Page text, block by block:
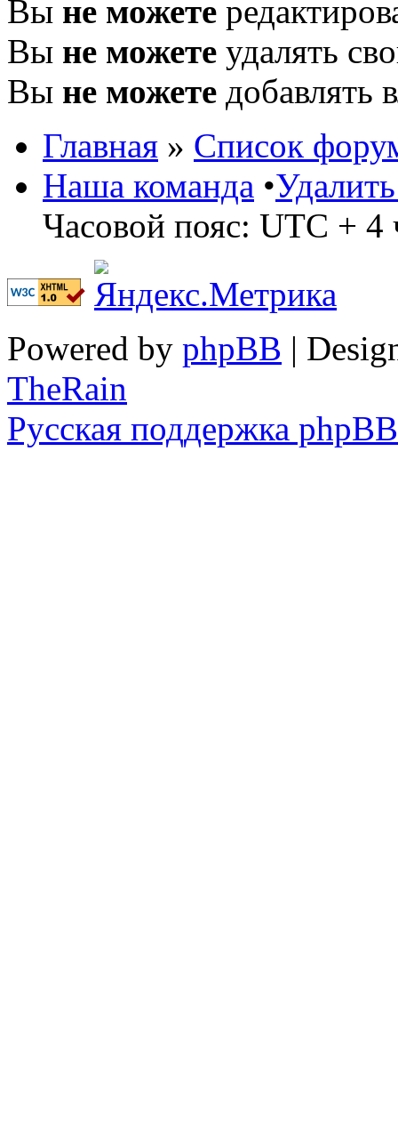
Вы не можете
Вы не можете удалять
Вы не можете добавлять
Главная » Список
Наша команда •
Часовой пояс: UTC + 4
Powered by phpBB |
TheRain
Русская поддержка phpBB